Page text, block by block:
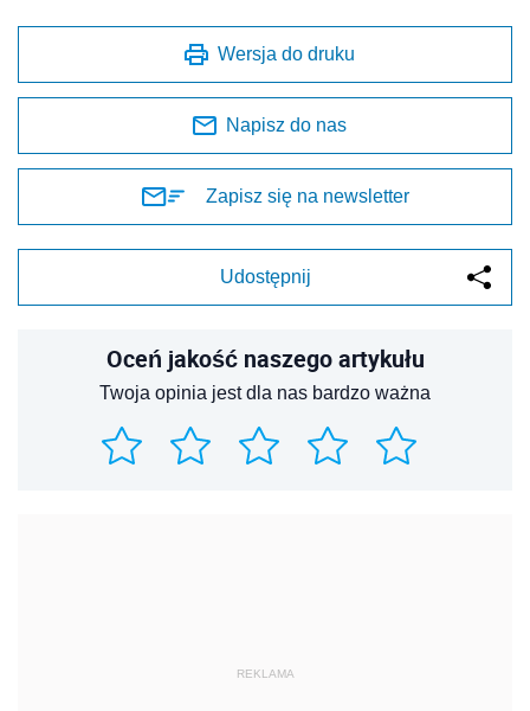
Wersja do druku
Napisz do nas
Zapisz się na newsletter
Udostępnij
Oceń jakość naszego artykułu
Twoja opinia jest dla nas bardzo ważna
REKLAMA